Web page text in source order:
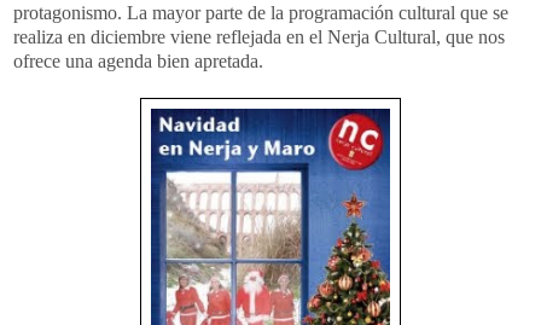
protagonismo. La mayor parte de la programación cultural que se
realiza en diciembre viene reflejada en el Nerja Cultural, que nos
ofrece una agenda bien apretada.